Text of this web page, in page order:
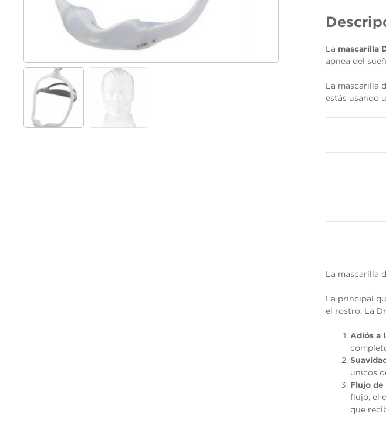
La mascarilla
apnea del
La mascarilla
estás usando
La mascarilla
La principal
el rostro. La
Adiós a
únicos
Flujo
flujo, el
que